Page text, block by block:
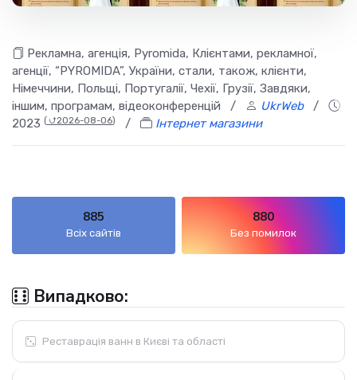
Рекламна, агенція, Pyromida, Клієнтами, рекламної,
агенції, “PYROMIDA”, України, стали, також, клієнти,
Німеччини, Польщі, Португалії, Чехії, Грузії, Завдяки,
іншим, програмам, відеоконференцій / UkrWeb/
2023 ( ⮍2026-08-06) / Інтернет магазини
885
Всіх сайтів
880
Без помилок
Випадково:
Реставрація ванн в Києві та області